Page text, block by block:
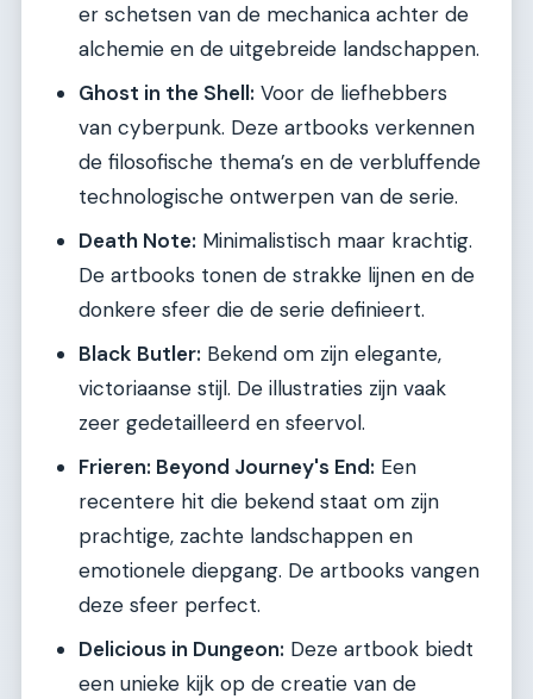
er schetsen van de mechanica achter de
alchemie en de uitgebreide landschappen.
Ghost in the Shell: Voor de liefhebbers
van cyberpunk. Deze artbooks verkennen
de filosofische thema’s en de verbluffende
technologische ontwerpen van de serie.
Death Note: Minimalistisch maar krachtig.
De artbooks tonen de strakke lijnen en de
donkere sfeer die de serie definieert.
Black Butler: Bekend om zijn elegante,
victoriaanse stijl. De illustraties zijn vaak
zeer gedetailleerd en sfeervol.
Frieren: Beyond Journey's End: Een
recentere hit die bekend staat om zijn
prachtige, zachte landschappen en
emotionele diepgang. De artbooks vangen
deze sfeer perfect.
Delicious in Dungeon: Deze artbook biedt
een unieke kijk op de creatie van de